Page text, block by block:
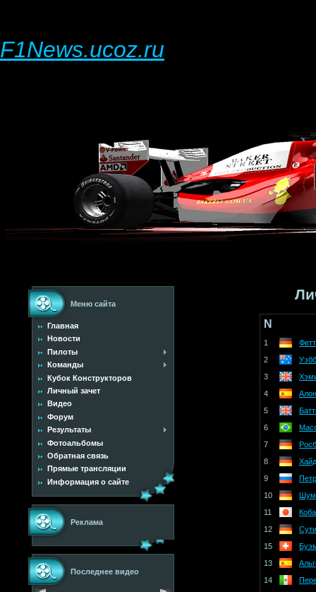
F1News.ucoz.ru
Меню сайта
Главная
Новости
Пилоты
Команды
Кубок Конструкторов
Личный зачет
Видео
Форум
Результаты
Фотоальбомы
Обратная связь
Прямые трансляции
Информация о сайте
Реклама
Последнее видео
N
1
2
3
4
5
6
7
8
9
10
11
12
15
13
14